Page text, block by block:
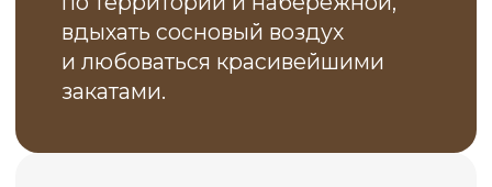
Волги на каяке, пригласить друзей
на пикник или порыбачить ранним
утром. Покупка дома
в «Пляжном» — это инвестиции
в здоровье, красоту и комфорт